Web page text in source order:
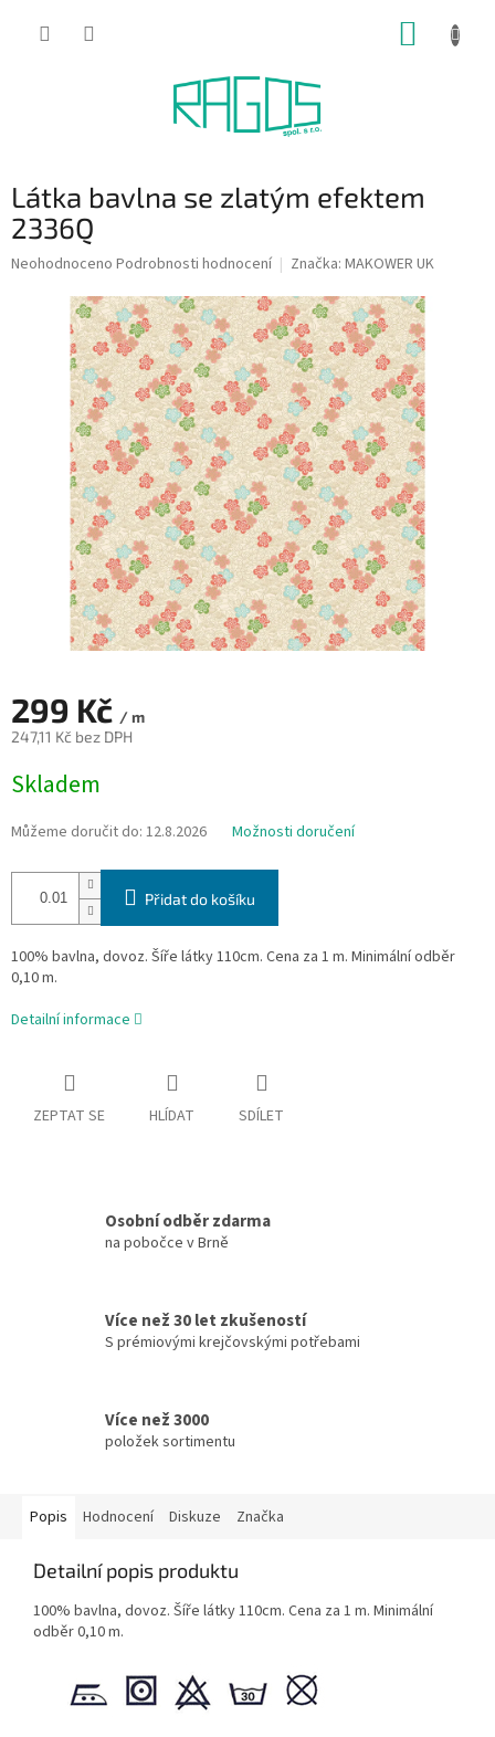
Látka bavlna se zlatým efektem
2336Q
Průměrné
hvězdiček.
Neohodnoceno Podrobnosti hodnocení Značka: MAKOWER UK
299 Kč / m
247,11 Kč bez DPH
cena:
Skladem
Můžeme doručit do: 12.8.2026 Možnosti doručení
Přidat do košíku
100% bavlna, dovoz. Šíře látky 110cm. Cena za 1 m. Minimální odběr
0,10 m.
Detailní informace
ZEPTAT SE HLÍDAT SDÍLET
Osobní odběr zdarma
na pobočce v Brně
Více než 30 let zkušeností
S prémiovými krejčovskými potřebami
Více než 3000
položek sortimentu
Popis Hodnocení Diskuze Značka
Detailní popis produktu
100% bavlna, dovoz. Šíře látky 110cm. Cena za 1 m. Minimální
odběr 0,10 m.